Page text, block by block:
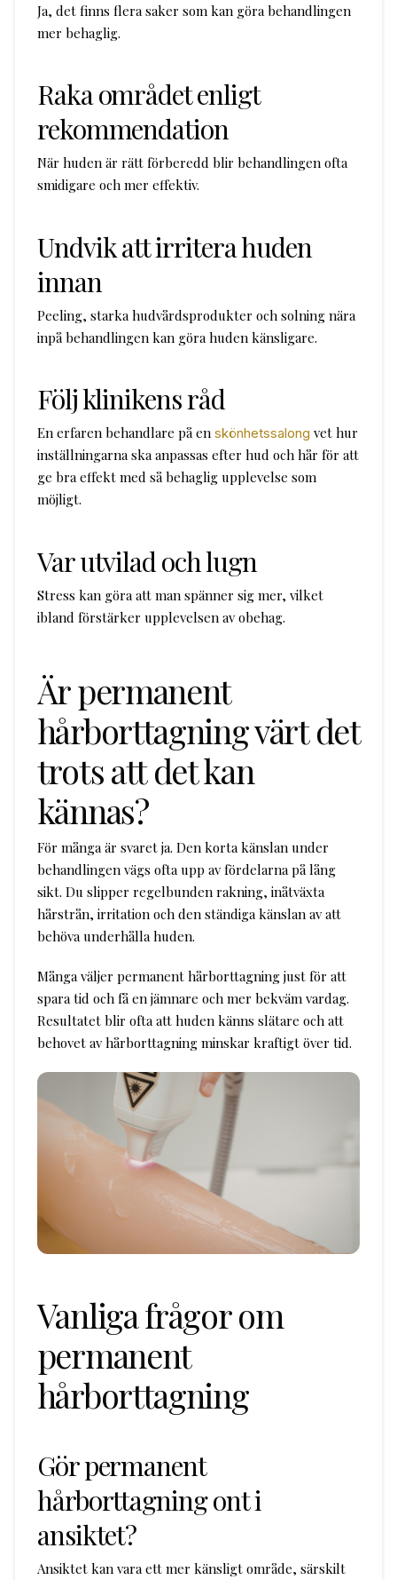
Ja, det finns flera saker som kan göra behandlingen
mer behaglig.
Raka området enligt
rekommendation
När huden är rätt förberedd blir behandlingen ofta
smidigare och mer effektiv.
Undvik att irritera huden
innan
Peeling, starka hudvårdsprodukter och solning nära
inpå behandlingen kan göra huden känsligare.
Följ klinikens råd
En erfaren behandlare på en skönhetssalong vet hur
inställningarna ska anpassas efter hud och hår för att
ge bra effekt med så behaglig upplevelse som
möjligt.
Var utvilad och lugn
Stress kan göra att man spänner sig mer, vilket
ibland förstärker upplevelsen av obehag.
Är permanent
hårborttagning värt det
trots att det kan
kännas?
För många är svaret ja. Den korta känslan under
behandlingen vägs ofta upp av fördelarna på lång
sikt. Du slipper regelbunden rakning, inåtväxta
hårstrån, irritation och den ständiga känslan av att
behöva underhålla huden.
Många väljer permanent hårborttagning just för att
spara tid och få en jämnare och mer bekväm vardag.
Resultatet blir ofta att huden känns slätare och att
behovet av hårborttagning minskar kraftigt över tid.
Vanliga frågor om
permanent
hårborttagning
Gör permanent
hårborttagning ont i
ansiktet?
Ansiktet kan vara ett mer känsligt område, särskilt